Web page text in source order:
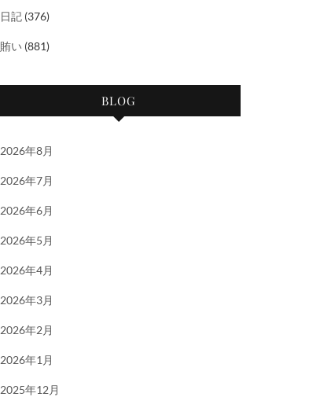
日記 (376)
賄い (881)
BLOG
2026年8月
2026年7月
2026年6月
2026年5月
2026年4月
2026年3月
2026年2月
2026年1月
2025年12月